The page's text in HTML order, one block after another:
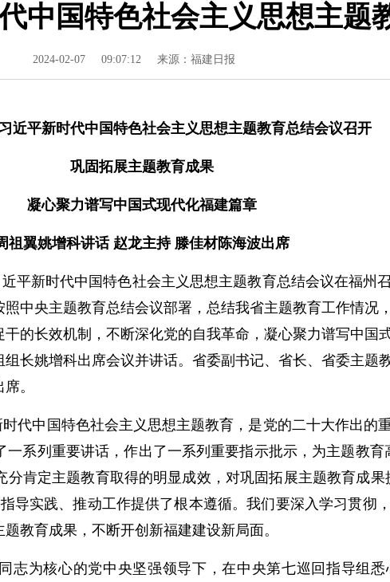
中国特色社会主义思想主题
2024-02-07 09:07:12 来源：福建日报
近平新时代中国特色社会主义思想主题教育总结会议召开
巩固拓展主题教育成果
凝心聚力谱写中国式现代化福建篇章
祖翼姚增科讲话 赵龙主持 滕佳材陈海波出席
平新时代中国特色社会主义思想主题教育总结会议在福州
中央主题教育总结会议部署，总结我省主题教育工作情况
的长效机制，不断深化党的自我革命，凝心聚力谱写中国
长姚增科出席会议并讲话。省委副书记、省长、省委主题
。
代中国特色社会主义思想主题教育，是党的二十大作出的
系列重要讲话，作出了一系列重要指示批示，为主题教育
肯定主题教育取得的明显成效，对巩固拓展主题教育成
导实践、推动工作提供了根本遵循。我们要深入学习贯彻
教育成果，不断开创新福建建设新局面。
志为核心的党中央坚强领导下，在中央第七巡回指导组